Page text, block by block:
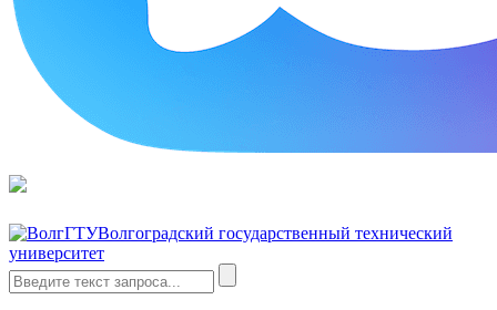
Волгоградский государственный технический
университет